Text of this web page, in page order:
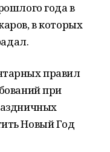
года в
в которых
правил
при
Новый Год